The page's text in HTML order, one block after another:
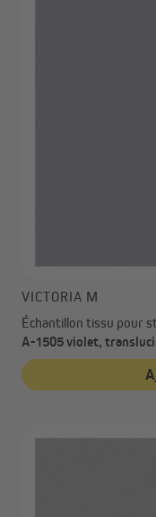
VICTORIA M
Échantillon tissu pour
A-1505 violet,